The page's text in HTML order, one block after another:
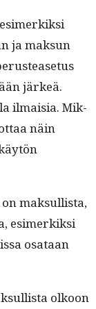
ja mak­sun
järkeä.
ilmaisia. Mik­
näin
on mak­sullista,
esimerkik­si
osa­taan
olkoon